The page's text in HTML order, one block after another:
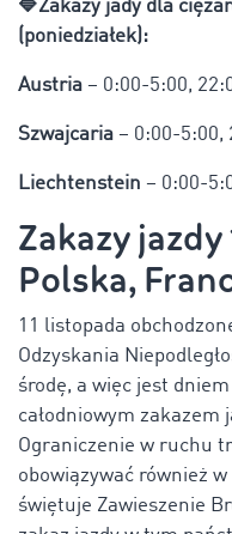
🔷Zakazy jady dla
(poniedziałek):
Austria – 0:00-5:00,
Szwajcaria – 0:00-5:00,
Liechtenstein – 0:00-
Zakazy
Polska,
11 listopada
Odzyskania
środę, a więc jest
całodniowym zakazem
Ograniczenie w ruchu
obowiązywać również
świętuje Zawieszenie